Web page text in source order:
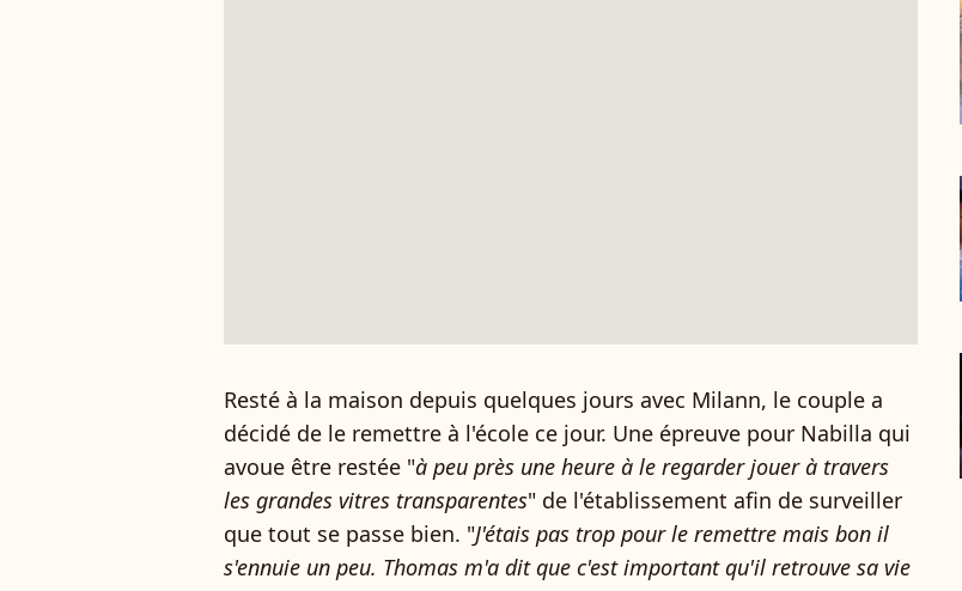
Resté à la maison depuis quelques jours avec Milann, le couple a
décidé de le remettre à l'école ce jour. Une épreuve pour Nabilla qui
avoue être restée "à peu près une heure à le regarder jouer à travers
les grandes vitres transparentes" de l'établissement afin de surveiller
que tout se passe bien. "J'étais pas trop pour le remettre mais bon il
s'ennuie un peu. Thomas m'a dit que c'est important qu'il retrouve sa vie